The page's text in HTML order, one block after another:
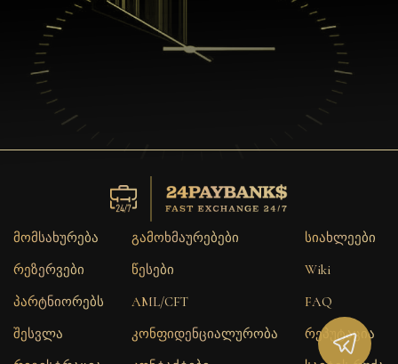
მომსახურება
რეზერვები
პარტნიორებს
შესვლა
გამოხმაურებები
წესები
AML/CFT
კონფიდენციალურობა
სიახლეები
Wiki
FAQ
რეპუტაცია